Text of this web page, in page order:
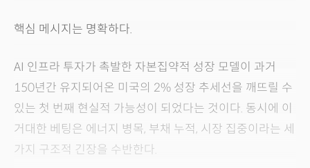
핵심 메시지는 명확하다.
AI 인프라 투자가 촉발한 자본집약적 성장 모델이 과거
150년간 유지되어온 미국의 2% 성장 추세선을 깨뜨릴 수
있는 첫 번째 현실적 가능성이 되었다는 것이다. 동시에 이
거대한 베팅은 에너지 병목, 부채 누적, 시장 집중이라는 세
가지 구조적 긴장을 수반한다.